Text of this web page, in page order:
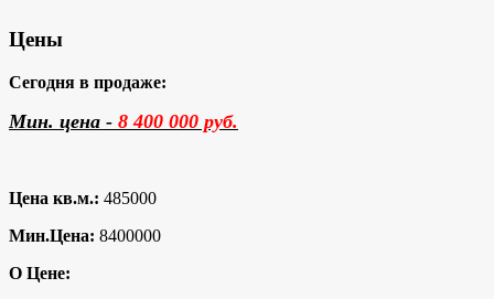
Цены
Сегодня в продаже:
Мин. цена - 8 400 000 руб.
Цена кв.м.: 485000
Мин.Цена: 8400000
О Цене: